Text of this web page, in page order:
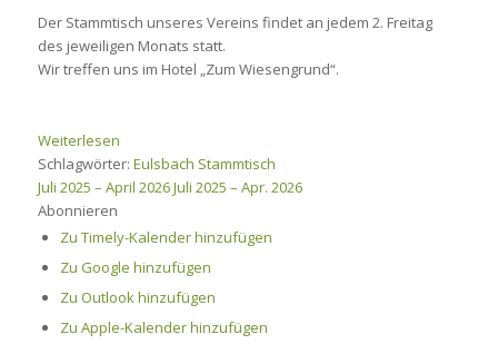
Der Stammtisch unseres Vereins findet an jedem 2. Freitag
des jeweiligen Monats statt.
Wir treffen uns im Hotel „Zum Wiesengrund“.
Weiterlesen
Schlagwörter: Eulsbach Stammtisch
Juli 2025 – April 2026Juli 2025 – Apr. 2026
Abonnieren
Zu Timely-Kalender hinzufügen
Zu Google hinzufügen
Zu Outlook hinzufügen
Zu Apple-Kalender hinzufügen